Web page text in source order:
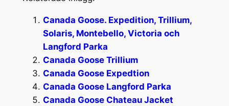
Canada Goose. Expedition, Trillium,
Solaris, Montebello, Victoria och
Langford Parka
Canada Goose Trillium
Canada Goose Expedtion
Canada Goose Langford Parka
Canada Goose Chateau Jacket